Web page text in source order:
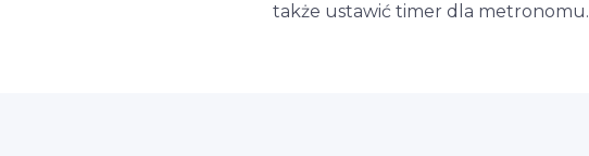
także ustawić timer dla metronomu.